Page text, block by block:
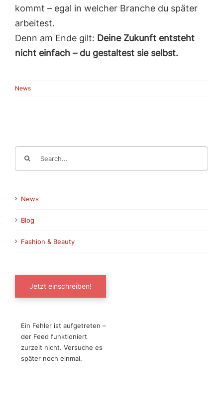
kommt – egal in welcher Branche du später
arbeitest.
Denn am Ende gilt: Deine Zukunft entsteht
nicht einfach – du gestaltest sie selbst.
News
for:
News
Blog
Fashion & Beauty
Jetzt einschreiben!
Ein Fehler ist aufgetreten –
der Feed funktioniert
zurzeit nicht. Versuche es
später noch einmal.